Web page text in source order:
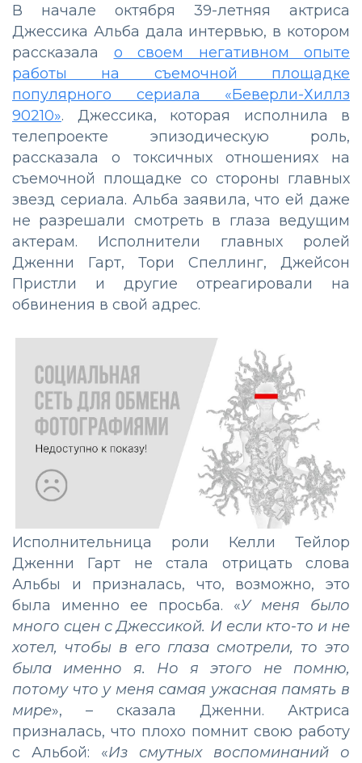
В начале октября 39-летняя актриса
Джессика Альба дала интервью, в котором
рассказала о своем негативном опыте
работы на съемочной площадке
популярного сериала «Беверли-Хиллз
90210». Джессика, которая исполнила в
телепроекте эпизодическую роль,
рассказала о токсичных отношениях на
съемочной площадке со стороны главных
звезд сериала. Альба заявила, что ей даже
не разрешали смотреть в глаза ведущим
актерам. Исполнители главных ролей
Дженни Гарт, Тори Спеллинг, Джейсон
Пристли и другие отреагировали на
обвинения в свой адрес.
Исполнительница роли Келли Тейлор
Дженни Гарт не стала отрицать слова
Альбы и призналась, что, возможно, это
была именно ее просьба. «У меня было
много сцен с Джессикой. И если кто-то и не
хотел, чтобы в его глаза смотрели, то это
была именно я. Но я этого не помню,
потому что у меня самая ужасная память в
мире», – сказала Дженни. Актриса
призналась, что плохо помнит свою работу
с Альбой: «Из смутных воспоминаний о